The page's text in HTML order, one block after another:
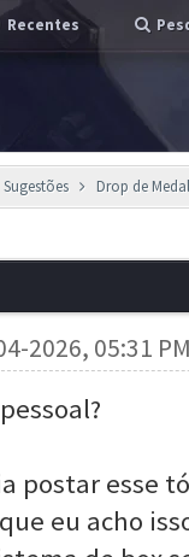
Recentes
Sugestões Drop de
2026, 05:31
postar esse
eu acho